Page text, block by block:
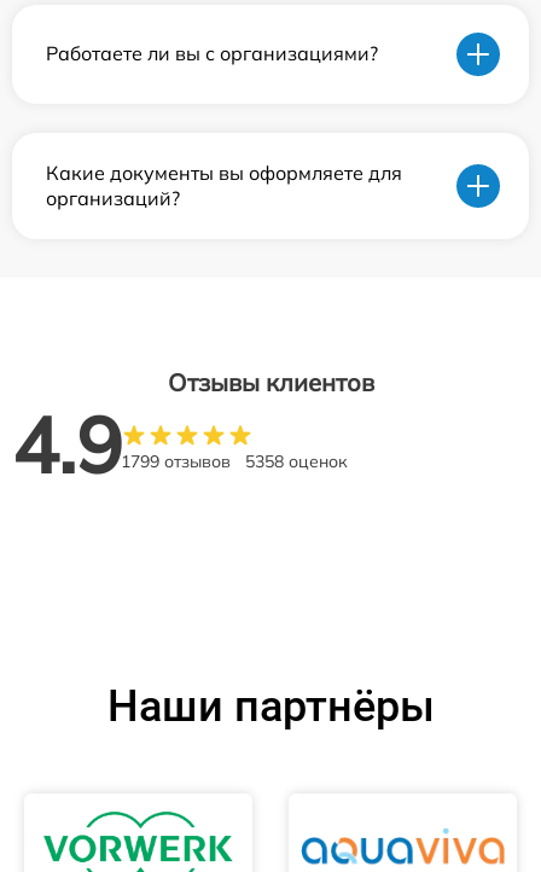
Работаете ли вы с организациями?
Какие документы вы оформляете для
организаций?
Отзывы клиентов
4.91799 отзывов 5358 оценок
Наши партнёры